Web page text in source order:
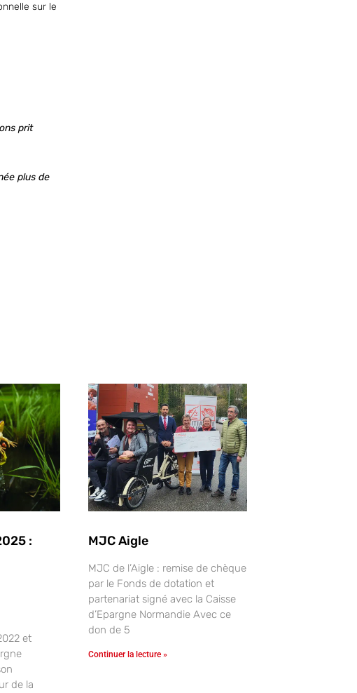
sur le
prit
plus de
:
et
de la
MJC Aigle
MJC de l’Aigle : remise de chèque
par le Fonds de dotation et
partenariat signé avec la Caisse
d’Epargne Normandie Avec ce
don de 5
Continuer la lecture »